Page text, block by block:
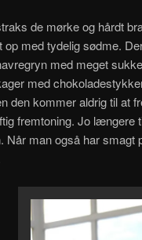
de mørke og hårdt
op med tydelig sødme.
med meget
med
den kommer aldrig til at
fremtoning. Jo længere
Når man også har